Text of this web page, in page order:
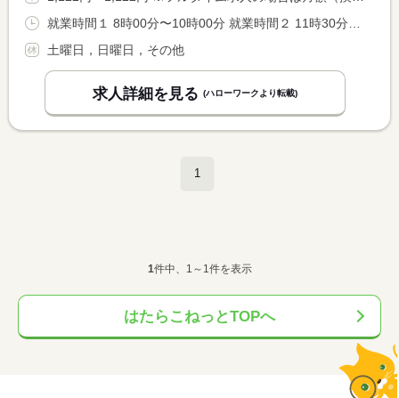
土曜日，日曜日，その他
求人詳細を見る (ハローワークより転載)
1
1件中、1～1件を表示
はたらこねっとTOPへ